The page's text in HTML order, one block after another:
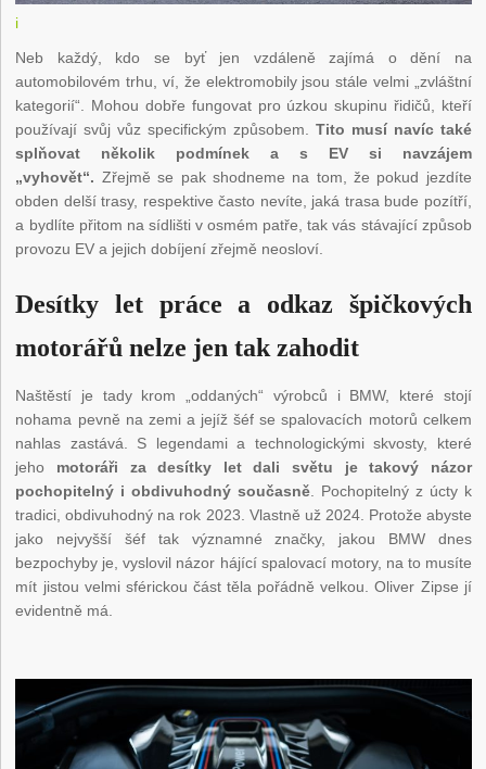
i
Neb každý, kdo se byť jen vzdáleně zajímá o dění na
automobilovém trhu, ví, že elektromobily jsou stále velmi „zvláštní
kategorií“. Mohou dobře fungovat pro úzkou skupinu řidičů, kteří
používají svůj vůz specifickým způsobem. Tito musí navíc také
splňovat několik podmínek a s EV si navzájem
„vyhovět“. Zřejmě se pak shodneme na tom, že pokud jezdíte
obden delší trasy, respektive často nevíte, jaká trasa bude pozítří,
a bydlíte přitom na sídlišti v osmém patře, tak vás stávající způsob
provozu EV a jejich dobíjení zřejmě neosloví.
Desítky let práce a odkaz špičkových
motorářů nelze jen tak zahodit
Naštěstí je tady krom „oddaných“ výrobců i BMW, které stojí
nohama pevně na zemi a jejíž šéf se spalovacích motorů celkem
nahlas zastává. S legendami a technologickými skvosty, které
jeho motoráři za desítky let dali světu je takový názor
pochopitelný i obdivuhodný současně . Pochopitelný z úcty k
tradici, obdivuhodný na rok 2023. Vlastně už 2024. Protože abyste
jako nejvyšší šéf tak významné značky, jakou BMW dnes
bezpochyby je, vyslovil názor hájící spalovací motory, na to musíte
mít jistou velmi sférickou část těla pořádně velkou. Oliver Zipse jí
evidentně má.